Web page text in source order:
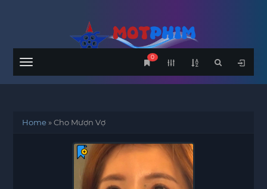
Menu
0
Home»Cho Mượn Vợ